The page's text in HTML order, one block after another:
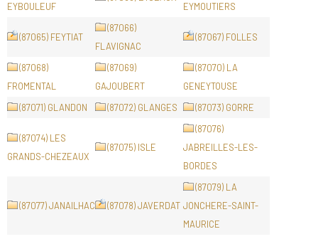
EYBOULEUF
EYMOUTIERS
(87065) FEYTIAT
(87066)
FLAVIGNAC
(87067) FOLLES
(87068)
FROMENTAL
(87069)
GAJOUBERT
(87070) LA
GENEYTOUSE
(87071) GLANDON
(87072) GLANGES (87073) GORRE
(87074) LES
GRANDS-CHEZEAUX
(87075) ISLE
(87076)
JABREILLES-LES-
BORDES
(87077) JANAILHAC (87078) JAVERDAT
(87079) LA
JONCHERE-SAINT-
MAURICE